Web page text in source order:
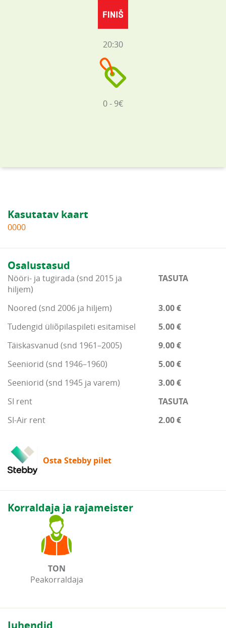
20:30
0 - 9€
Kasutatav kaart
0000
Osalustasud
Nööri- ja tugirada (snd 2015 ja
hiljem)
TASUTA
Noored (snd 2006 ja hiljem)
3.00 €
Tudengid üliõpilaspileti esitamisel
5.00 €
Täiskasvanud (snd 1961–2005)
9.00 €
Seeniorid (snd 1946–1960)
5.00 €
Seeniorid (snd 1945 ja varem)
3.00 €
SI rent
TASUTA
SI-Air rent
2.00 €
Osta Stebby pilet
Korraldaja ja rajameister
TON
Peakorraldaja
Juhendid